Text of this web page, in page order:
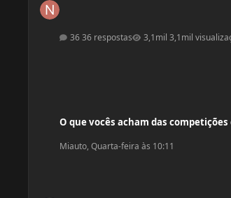
36 respostas 3,1mil
O que vocês acham das
Miauto, Quarta-feira às 10:11